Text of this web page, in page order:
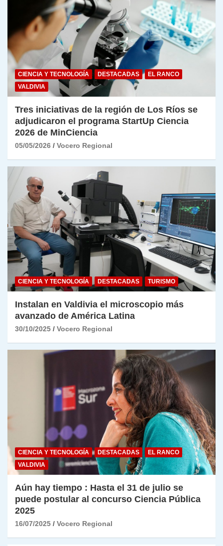
CIENCIA Y TECNOLOGÍA DESTACADAS
EL RANCO
VALDIVIA
Tres iniciativas de la región de Los Ríos se
adjudicaron el programa StartUp Ciencia
2026 de MinCiencia
05/05/2026 Vocero Regional
CIENCIA Y TECNOLOGÍA DESTACADAS TURISMO
Instalan en Valdivia el microscopio más
avanzado de América Latina
30/10/2025 Vocero Regional
CIENCIA Y TECNOLOGÍA DESTACADAS
EL RANCO
VALDIVIA
Aún hay tiempo : Hasta el 31 de julio se
puede postular al concurso Ciencia Pública
2025
16/07/2025 Vocero Regional